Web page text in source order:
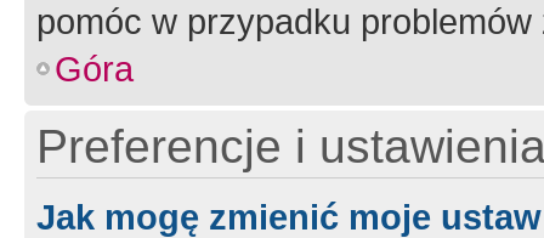
pomóc w przypadku
Góra
Preferencje i
Jak mogę zmienić moje